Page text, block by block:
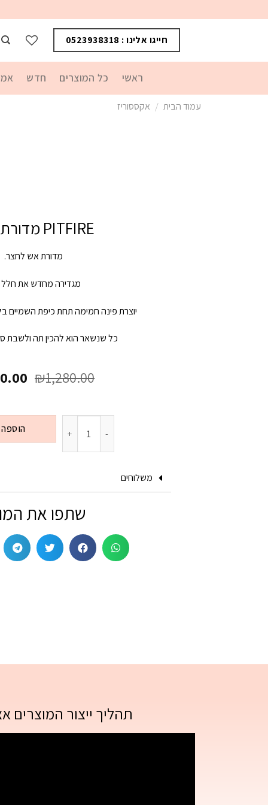
חייגו אלינו : 0523938318
ראשי כל המוצרים חדש
עמוד הבית / אקססוריז
PITFIRE מדורת גינה
מדורת אש לחצר.
מגדירה מחדש את חלל
יוצרת פינה חמימה תחת כיפת השמיים
כל שנשאר הוא להכין תה ולשבת
₪1,280.00
משלוחים
שתפו את
תהליך ייצור המוצרים